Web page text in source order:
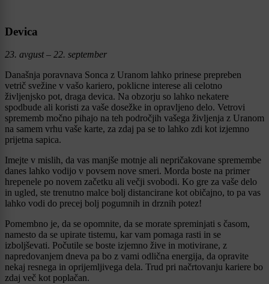
Devica
23. avgust – 22. september
Današnja poravnava Sonca z Uranom lahko prinese prepreben
vetrič svežine v vašo kariero, poklicne interese ali celotno
življenjsko pot, draga devica. Na obzorju so lahko nekatere
spodbude ali koristi za vaše dosežke in opravljeno delo. Vetrovi
sprememb močno pihajo na teh področjih vašega življenja z Uranom
na samem vrhu vaše karte, za zdaj pa se to lahko zdi kot izjemno
prijetna sapica.
Imejte v mislih, da vas manjše motnje ali nepričakovane spremembe
danes lahko vodijo v povsem nove smeri. Morda boste na primer
hrepenele po novem začetku ali večji svobodi. Ko gre za vaše delo
in ugled, ste trenutno malce bolj distancirane kot običajno, to pa vas
lahko vodi do precej bolj pogumnih in drznih potez!
Pomembno je, da se opomnite, da se morate spreminjati s časom,
namesto da se upirate tistemu, kar vam pomaga rasti in se
izboljševati. Počutile se boste izjemno žive in motivirane, z
napredovanjem dneva pa bo z vami odlična energija, da opravite
nekaj resnega in oprijemljivega dela. Trud pri načrtovanju kariere bo
zdaj več kot poplačan.